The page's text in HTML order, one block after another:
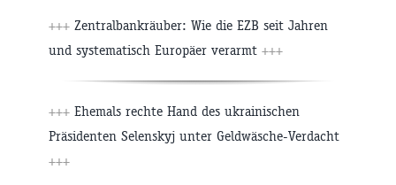
+++ Zentralbankräuber: Wie die EZB seit Jahren
und systematisch Europäer verarmt +++
+++ Ehemals rechte Hand des ukrainischen
Präsidenten Selenskyj unter Geldwäsche-Verdacht
+++